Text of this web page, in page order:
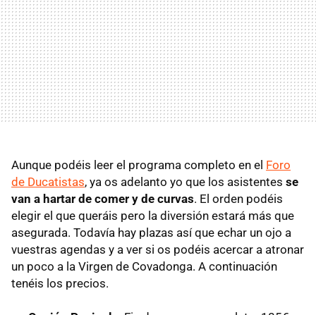
Aunque podéis leer el programa completo en el Foro
de Ducatistas, ya os adelanto yo que los asistentes se
van a hartar de comer y de curvas. El orden podéis
elegir el que queráis pero la diversión estará más que
asegurada. Todavía hay plazas así que echar un ojo a
vuestras agendas y a ver si os podéis acercar a atronar
un poco a la Virgen de Covadonga. A continuación
tenéis los precios.